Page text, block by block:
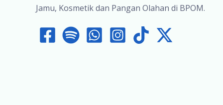
Jamu, Kosmetik dan Pangan Olahan di BPOM.